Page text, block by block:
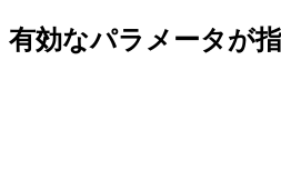
有効なパラメータが